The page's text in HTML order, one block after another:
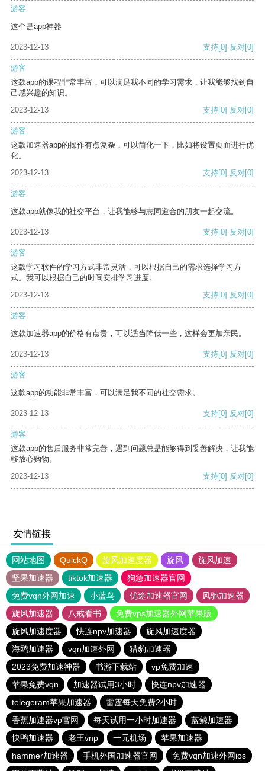
游客
这个是app神器
2023-12-13 支持[0] 反对[0]
游客
这款app的课程非常丰富，可以满足我不同的学习需求，让我能够找到自
己感兴趣的知识。
2023-12-13
支持[0] 反对[0]
游客
这款加速器app的操作有点复杂，可以简化一下，比如将设置页面进行优
化。
2023-12-13
支持[0] 反对[0]
游客
这款app就像我的社交平台，让我能够与志同道合的朋友一起交流。
2023-12-13 支持[0] 反对[0]
游客
这款学习软件的学习方式非常灵活，可以根据自己的需求选择学习方
式。我可以根据自己的时间安排学习进度。
2023-12-13
支持[0] 反对[0]
游客
这款加速器app的价格有点贵，可以适当降低一些，这样会更加亲民。
2023-12-13 支持[0] 反对[0]
游客
这款app的功能非常丰富，可以满足我不同的社交需求。
2023-12-13 支持[0] 反对[0]
游客
这款app的售后服务非常完善，遇到问题总是能够得到妥善解决，让我能
够放心购物。
2023-12-13
支持[0] 反对[0]
友情链接
网站地图 QuickQ 旋风加速度器 旋风
旋风加速
坚果加速器
tiktok加速器
狗急加速器官网
免费vqn外网加速
小蓝鸟 优途加速器官网
风驰加速器
旋风加速器
八戒看书
免费vps加速器外网苹果版
旋风加速度器
快连npv加速器
旋风加速度器
海鸥加速器
vqn加速外网
猎豹加速器
2023免费加速神器
书游下载站
vp免费加速
苹果免费vqn
加速器试用3小时
快连npv加速器
telegeram苹果加速器
雷霆每天免费2小时
香蕉加速器vp官网
每天试用一小时加速器
蓝鲸加速器
快鸭加速器
老王vnp 一元机场
苹果加速器
hammer加速器
手机外国加速器官网
免费vqn加速外网ios